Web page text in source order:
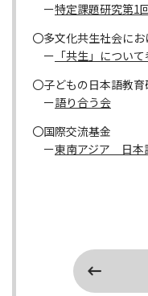
ー特定課題研究第1
〇多文化共生社会に
ー 「共生」につい
〇子どもの日本語教
ー語り合う会
〇国際交流基金
ー東南アジア 日本